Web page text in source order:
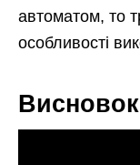
автоматом, то
особливості
Висновок